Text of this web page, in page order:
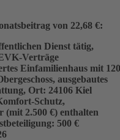
von 22,68 €:
Dienst tätig,
Verträge
Einfamilienhaus mit 120
ausgebautes
Ort: 24106 Kiel
Schutz,
(mit 2.500 €) enthalten
500 €